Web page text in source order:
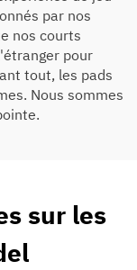
par nos
nos courts
pour
tout, les pads
Nous sommes
sur les